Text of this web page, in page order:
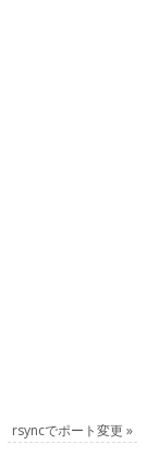
rsyncでポート変更 »